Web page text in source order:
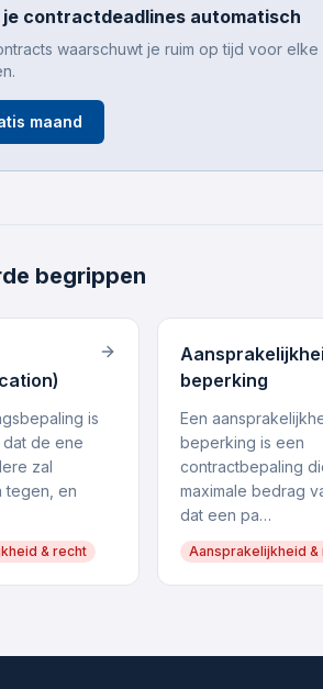
je contractdeadlines automatisch
waarschuwt je ruim op tijd voor
maand
begrippen
is
de ene
zal
tegen, en
& recht
beperking
Een
beperking is een
contractbepaling
maximale bedrag
dat een pa…
Aansprakelijkheid &